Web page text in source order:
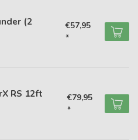
(2
€57,95
*
RS 12ft
€79,95
*